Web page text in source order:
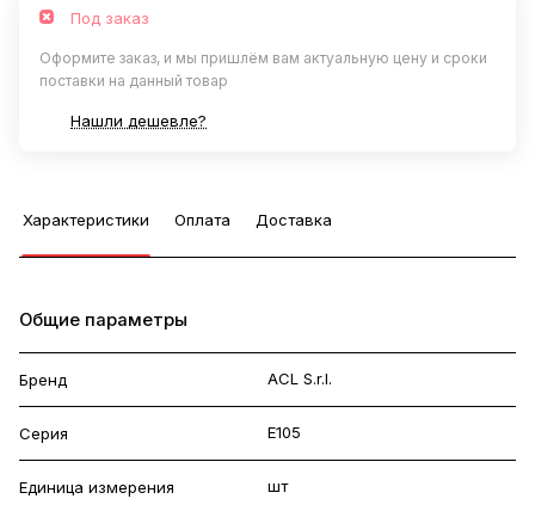
Под заказ
Оформите заказ, и мы пришлём вам актуальную цену и сроки
поставки на данный товар
Нашли дешевле?
Характеристики Оплата Доставка
Общие параметры
Бренд ACL S.r.l.
Серия E105
Единица измерения шт